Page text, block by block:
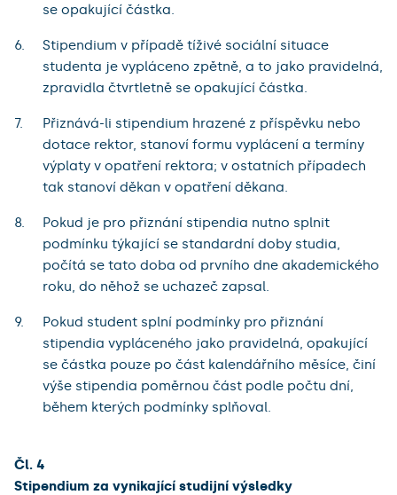
se opakující částka.
Stipendium v případě tíživé sociální situace
studenta je vypláceno zpětně, a to jako pravidelná,
zpravidla čtvrtletně se opakující částka.
Přiznává-li stipendium hrazené z příspěvku nebo
dotace rektor, stanoví formu vyplácení a termíny
výplaty v opatření rektora; v ostatních případech
tak stanoví děkan v opatření děkana.
Pokud je pro přiznání stipendia nutno splnit
podmínku týkající se standardní doby studia,
počítá se tato doba od prvního dne akademického
roku, do něhož se uchazeč zapsal.
Pokud student splní podmínky pro přiznání
stipendia vypláceného jako pravidelná, opakující
se částka pouze po část kalendářního měsíce, činí
výše stipendia poměrnou část podle počtu dní,
během kterých podmínky splňoval.
Čl. 4
Stipendium za vynikající studijní výsledky